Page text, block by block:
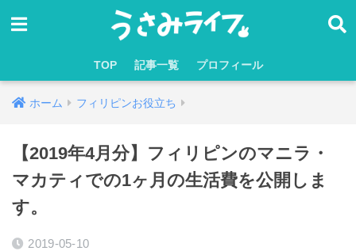
TOP 記事一覧 プロフィール
ホーム フィリピンお役立ち
【2019年4月分】フィリピンのマニラ・
マカティでの1ヶ月の生活費を公開しま
す。
2019-05-10